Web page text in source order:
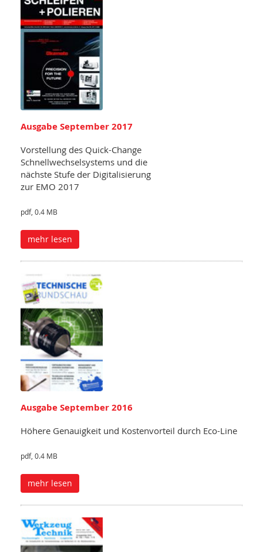
Ausgabe September 2017
Vorstellung des Quick-Change
Schnellwechselsystems und die
nächste Stufe der Digitalisierung
zur EMO 2017
pdf, 0.4 MB
mehr lesen
Ausgabe September 2016
Höhere Genauigkeit und Kostenvorteil durch Eco-Line
pdf, 0.4 MB
mehr lesen